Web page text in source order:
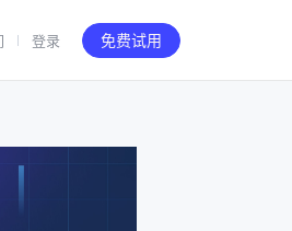
登录 免费试用